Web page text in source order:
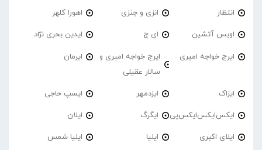
انتظار انزی و جنزی اهورا کلهر
اویس آتشین ای ج ایدین بحری نژاد
ایرج خواجه امیری
ایرج خواجه امیری و
سالار عقیلی
ایرمان
ایزاک ایزدمهر ایسپ حاجی
ایکس‌ایکس‌ایکس‌پی ایگرگ ایلان
ایلای اکبری ایلیا ایلیا شمس